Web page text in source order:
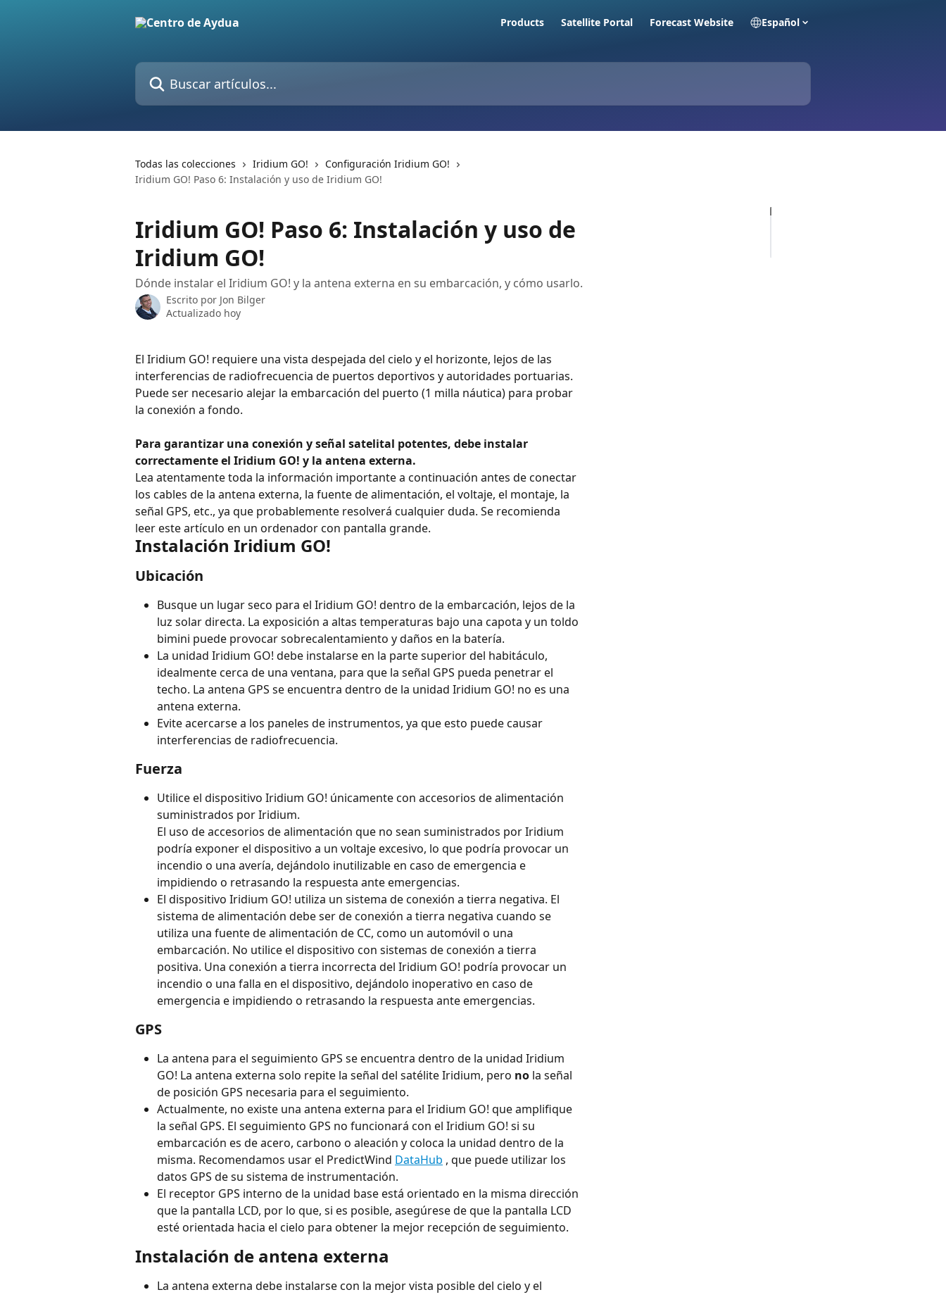
Products Satellite Portal Forecast Website Español
Buscar artículos...
Todas las colecciones Iridium GO!
Configuración Iridium GO!
Iridium GO! Paso 6: Instalación y uso de Iridium GO!
Iridium GO! Paso 6: Instalación y uso de
Iridium GO!
Dónde instalar el Iridium GO! y la antena externa en su embarcación, y cómo usarlo.
Escrito por Jon Bilger
Actualizado hoy
El Iridium GO! requiere una vista despejada del cielo y el horizonte, lejos de las
interferencias de radiofrecuencia de puertos deportivos y autoridades portuarias.
Puede ser necesario alejar la embarcación del puerto (1 milla náutica) para probar
la conexión a fondo.
Para garantizar una conexión y señal satelital potentes, debe instalar
correctamente el Iridium GO! y la antena externa.
Lea atentamente toda la información importante a continuación antes de conectar
los cables de la antena externa, la fuente de alimentación, el voltaje, el montaje, la
señal GPS, etc., ya que probablemente resolverá cualquier duda. Se recomienda
leer este artículo en un ordenador con pantalla grande.
Instalación Iridium GO!
Ubicación
Busque un lugar seco para el Iridium GO! dentro de la embarcación, lejos de la
luz solar directa. La exposición a altas temperaturas bajo una capota y un toldo
bimini puede provocar sobrecalentamiento y daños en la batería.
La unidad Iridium GO! debe instalarse en la parte superior del habitáculo,
idealmente cerca de una ventana, para que la señal GPS pueda penetrar el
techo. La antena GPS se encuentra dentro de la unidad Iridium GO! no es una
antena externa.
Evite acercarse a los paneles de instrumentos, ya que esto puede causar
interferencias de radiofrecuencia.
Fuerza
Utilice el dispositivo Iridium GO! únicamente con accesorios de alimentación
suministrados por Iridium.
El uso de accesorios de alimentación que no sean suministrados por Iridium
podría exponer el dispositivo a un voltaje excesivo, lo que podría provocar un
incendio o una avería, dejándolo inutilizable en caso de emergencia e
impidiendo o retrasando la respuesta ante emergencias.
El dispositivo Iridium GO! utiliza un sistema de conexión a tierra negativa. El
sistema de alimentación debe ser de conexión a tierra negativa cuando se
utiliza una fuente de alimentación de CC, como un automóvil o una
embarcación. No utilice el dispositivo con sistemas de conexión a tierra
positiva. Una conexión a tierra incorrecta del Iridium GO! podría provocar un
incendio o una falla en el dispositivo, dejándolo inoperativo en caso de
emergencia e impidiendo o retrasando la respuesta ante emergencias.
GPS
La antena para el seguimiento GPS se encuentra dentro de la unidad Iridium
GO! La antena externa solo repite la señal del satélite Iridium, pero no la señal
de posición GPS necesaria para el seguimiento.
Actualmente, no existe una antena externa para el Iridium GO! que amplifique
la señal GPS. El seguimiento GPS no funcionará con el Iridium GO! si su
embarcación es de acero, carbono o aleación y coloca la unidad dentro de la
misma. Recomendamos usar el PredictWind DataHub , que puede utilizar los
datos GPS de su sistema de instrumentación.
El receptor GPS interno de la unidad base está orientado en la misma dirección
que la pantalla LCD, por lo que, si es posible, asegúrese de que la pantalla LCD
esté orientada hacia el cielo para obtener la mejor recepción de seguimiento.
Instalación de antena externa
La antena externa debe instalarse con la mejor vista posible del cielo y el